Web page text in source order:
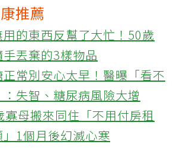
推薦
的東西反幫了大忙！50歲
丟棄的3樣物品
常別安心太早！醫曝「看不
失智、糖尿病風險大增
母搬來同住「不用付房租
1個月後幻滅心寒